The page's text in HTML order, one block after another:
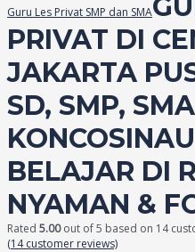
Guru Les Privat SMP dan SMA
PRIVAT DI
JAKARTA
SD, SMP,
BELAJAR DI
NYAMAN &
Rated 5.00out of 5 based on 14
(14customer reviews)